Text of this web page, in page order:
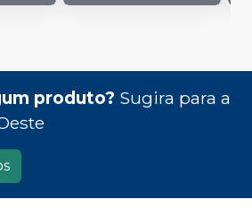
produto? Sugira para a